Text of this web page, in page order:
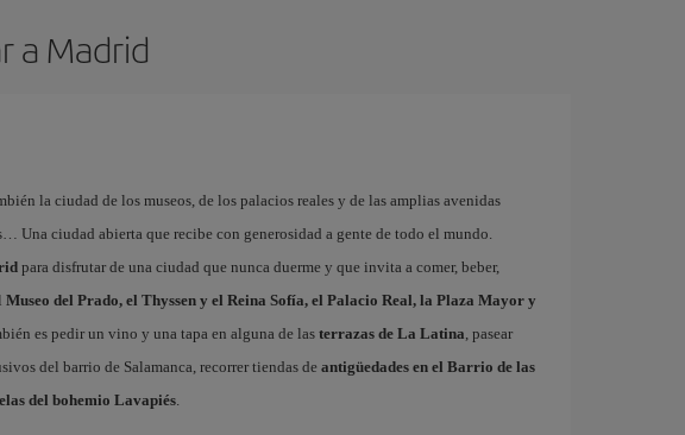
a Madrid
la ciudad de los museos, de los palacios reales y de las amplias avenidas
Una ciudad abierta que recibe con generosidad a gente de todo el mundo.
para disfrutar de una ciudad que nunca duerme y que invita a comer, beber,
Museo del Prado, el Thyssen y el Reina Sofía, el Palacio Real, la Plaza Mayor y
es pedir un vino y una tapa en alguna de lasterrazas de La Latina, pasear
del barrio de Salamanca, recorrer tiendas de antigüedades en el Barrio de las
del bohemio Lavapiés.